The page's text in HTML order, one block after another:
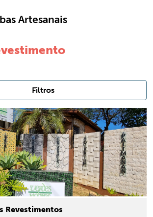
Artesanais
Filtros
Revestimentos